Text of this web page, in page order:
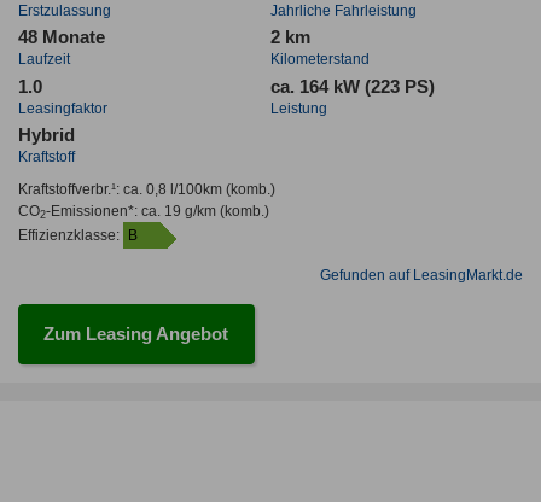
Erstzulassung Jahrliche Fahrleistung
48 Monate
Laufzeit
2 km
Kilometerstand
1.0
Leasingfaktor
ca. 164 kW (223 PS)
Leistung
Hybrid
Kraftstoff
Kraftstoffverbr.¹: ca. 0,8 l/100km(komb.)
CO2-Emissionen*: ca. 19 g/km(komb.)
Effizienzklasse: B
Gefunden auf LeasingMarkt.de
Zum Leasing Angebot